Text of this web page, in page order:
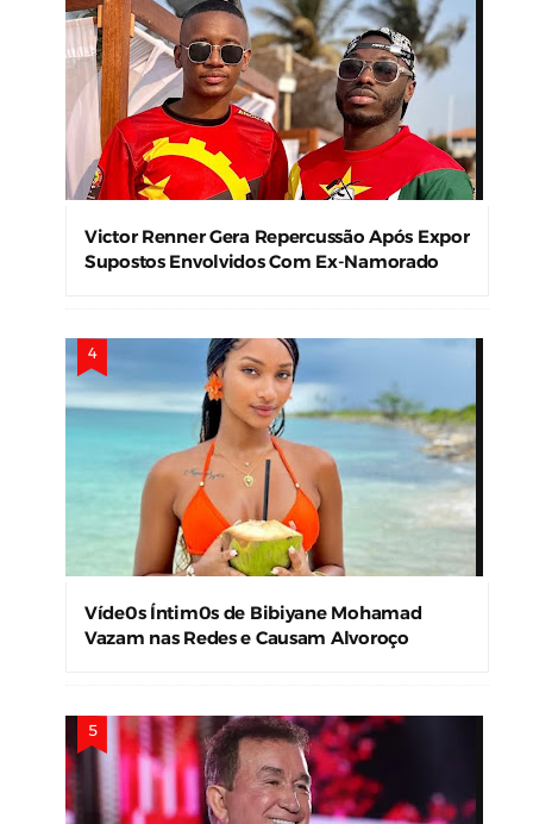
Victor Renner Gera Repercussão Após Expor
Supostos Envolvidos Com Ex-Namorado
Víde0s Íntim0s de Bibiyane Mohamad
Vazam nas Redes e Causam Alvoroço